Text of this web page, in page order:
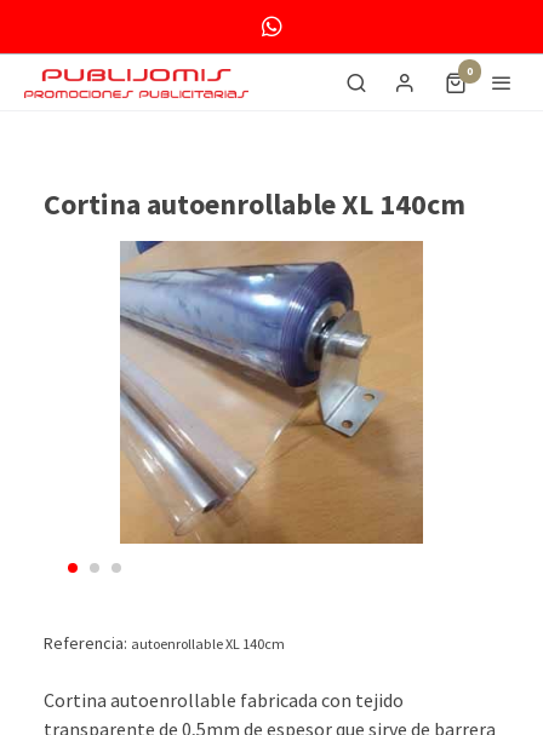
0
Cortina autoenrollable XL 140cm
Referencia: autoenrollable XL 140cm
Cortina autoenrollable fabricada con tejido
transparente de 0,5mm de espesor que sirve de barrera